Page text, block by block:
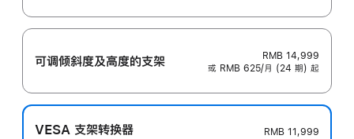
可调倾斜度及高‍度的支‍架
RMB 14,999
或 RMB 625/月 (24 期) 起
VESA 支架转换器
RMB 11,999